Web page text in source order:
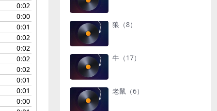
0:02
0:00
0:01
0:02
0:02
0:02
0:02
0:01
0:01
0:00
狼（8）
牛（17）
老鼠（6）